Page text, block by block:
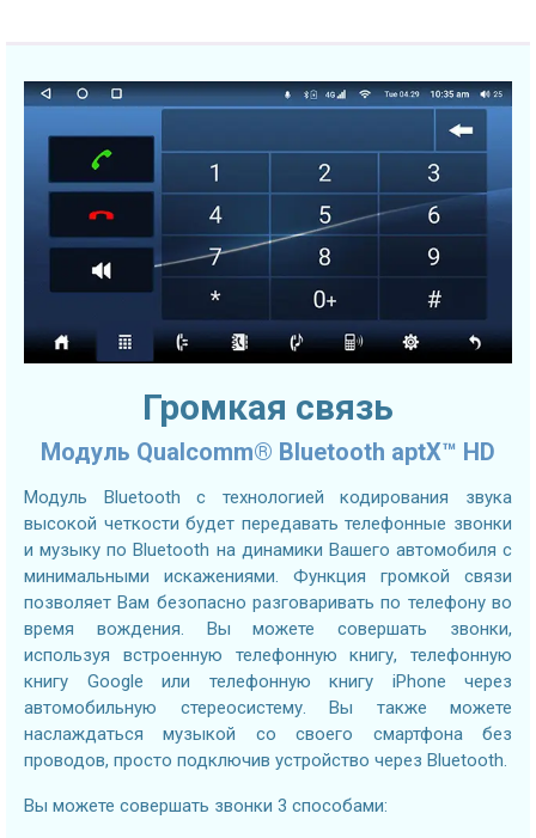
Громкая связь
Модуль Qualcomm® Bluetooth aptX™ HD
Модуль Bluetooth с технологией кодирования звука
высокой четкости будет передавать телефонные звонки
и музыку по Bluetooth на динамики Вашего автомобиля с
минимальными искажениями. Функция громкой связи
позволяет Вам безопасно разговаривать по телефону во
время вождения. Вы можете совершать звонки,
используя встроенную телефонную книгу, телефонную
книгу Google или телефонную книгу iPhone через
автомобильную стереосистему. Вы также можете
наслаждаться музыкой со своего смартфона без
проводов, просто подключив устройство через Bluetooth.
Вы можете совершать звонки 3 способами: